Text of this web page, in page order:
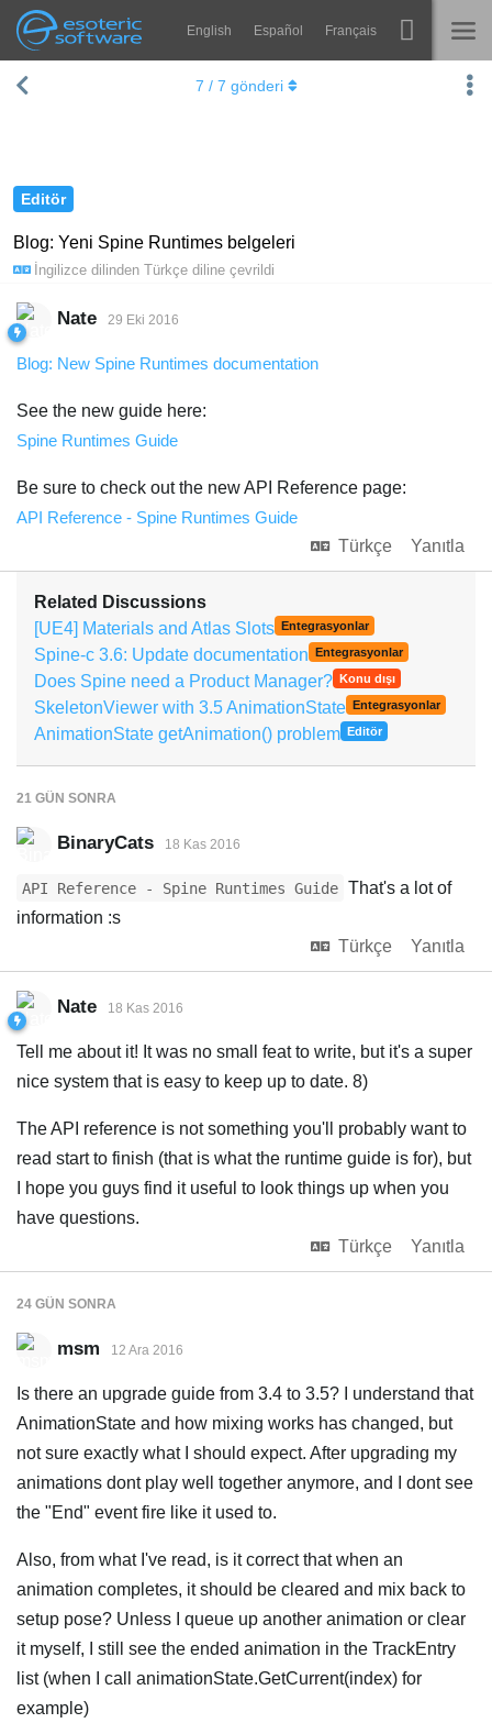
Esoteric Software
Navigation English Español Français
ANASAYFA Spine
Öğren
Şimdi Deneyin
Editör
Blog: Yeni Spine Runtimes belgeleri
İngilizce dilinden Türkçe diline çevrildi
7 / 7 gönderi
Nate 29 Eki 2016
Blog: New Spine Runtimes documentation
See the new guide here:
Spine Runtimes Guide
Be sure to check out the new API Reference page:
API Reference - Spine Runtimes Guide
Türkçe
Yanıtla
Related Discussions
[UE4] Materials and Atlas Slots Entegrasyonlar
Spine-c 3.6: Update documentation Entegrasyonlar
Does Spine need a Product Manager? Konu dışı
SkeletonViewer with 3.5 AnimationState Entegrasyonlar
AnimationState getAnimation() problem Editör
21 GÜN SONRA
BinaryCats 18 Kas 2016
API Reference - Spine Runtimes Guide That's a lot of
information :s
Türkçe
Yanıtla
Nate 18 Kas 2016
Tell me about it! It was no small feat to write, but it's a super
nice system that is easy to keep up to date. 8)
The API reference is not something you'll probably want to
read start to finish (that is what the runtime guide is for), but
I hope you guys find it useful to look things up when you
have questions.
Türkçe
Yanıtla
24 GÜN SONRA
msm 12 Ara 2016
Is there an upgrade guide from 3.4 to 3.5? I understand that
AnimationState and how mixing works has changed, but
not sure exactly what I should expect. After upgrading my
animations dont play well together anymore, and I dont see
the "End" event fire like it used to.
Also, from what I've read, is it correct that when an
animation completes, it should be cleared and mix back to
setup pose? Unless I queue up another animation or clear
it myself, I still see the ended animation in the TrackEntry
list (when I call animationState.GetCurrent(index) for
example)